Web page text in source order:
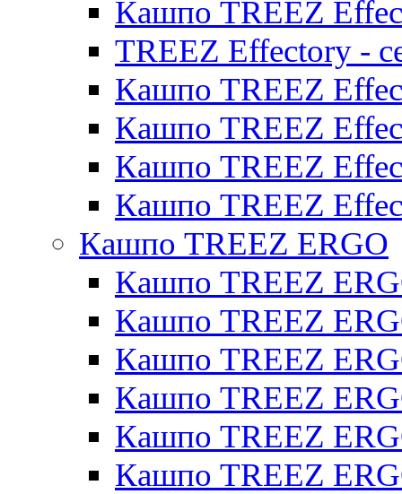
Кашпо TREEZ
TREEZ Effectory -
Кашпо TREEZ
Кашпо TREEZ
Кашпо TREEZ
Кашпо TREEZ
Кашпо TREEZ ERGO
Кашпо TREEZ
Кашпо TREEZ
Кашпо TREEZ
Кашпо TREEZ
Кашпо TREEZ
Кашпо TREEZ